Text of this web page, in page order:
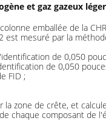
et gaz gazeux
emballée de la
mesuré par la
de 0,050
de 0,050
FID ;
zone de crête, et
chaque composant de